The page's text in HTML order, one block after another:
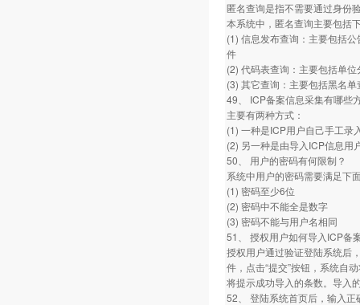
匿名查询是指不需要通过身份
本系统中，匿名查询主要包括
(1) 信息发布查询：主要包括
件
(2) 代码表查询：主要包括单
(3) 其它查询：主要包括黑名
49、 ICP备案信息采集有哪些
主要有两种方式：
(1) 一种是ICP用户自己手工录
(2) 另一种是由导入ICP信息用
50、 用户的密码有何限制？
系统中用户的密码需要满足下
(1) 密码至少6位
(2) 密码中不能全是数字
(3) 密码不能与用户名相同
51、 授权用户如何导入ICP备
授权用户通过验证登陆系统后
件，点击“提交”按钮，系统自
将提示成功导入的条数。导入
52、 登陆系统首页后，输入正